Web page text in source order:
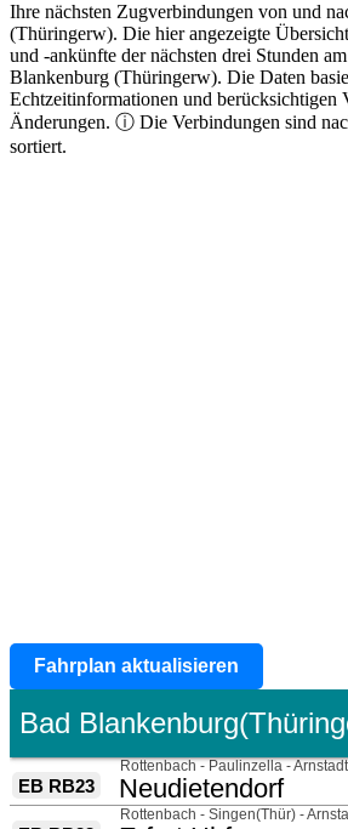
Ihre nächsten Zugverbindungen von und
(Thüringerw). Die hier angezeigte
und -ankünfte der nächsten drei Stunden
Blankenburg (Thüringerw). Die Daten
Echtzeitinformationen und berücksichtigen
Änderungen. ⓘ Die Verbindungen sind
sortiert.
Fahrplan aktualisieren